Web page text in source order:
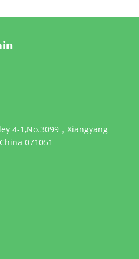
4-1,No.3099，Xiangyang
071051